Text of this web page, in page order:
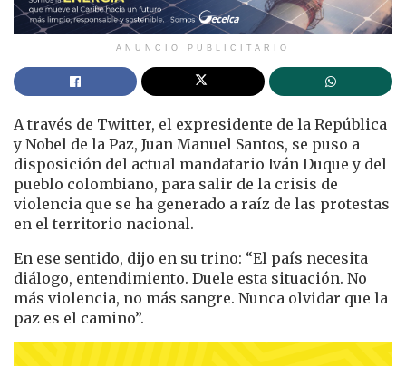
ANUNCIO PUBLICITARIO
A través de Twitter, el expresidente de la República
y Nobel de la Paz, Juan Manuel Santos, se puso a
disposición del actual mandatario Iván Duque y del
pueblo colombiano, para salir de la crisis de
violencia que se ha generado a raíz de las protestas
en el territorio nacional.
En ese sentido, dijo en su trino: “El país necesita
diálogo, entendimiento. Duele esta situación. No
más violencia, no más sangre. Nunca olvidar que la
paz es el camino”.